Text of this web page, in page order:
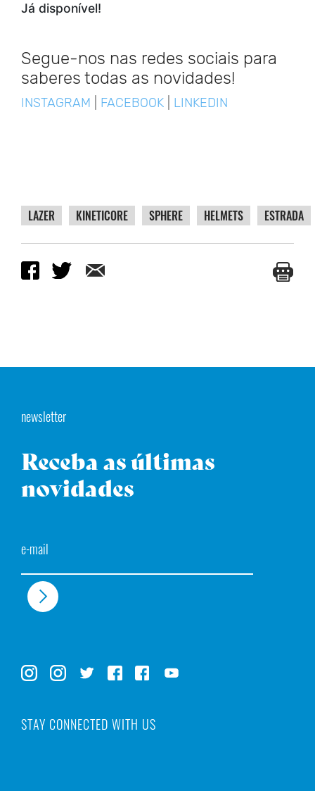
Já disponível!
Segue-nos nas redes sociais para
saberes todas as novidades!
INSTAGRAM FACEBOOK LINKEDIN
LAZER KINETICORE SPHERE HELMETS ESTRADA
newsletter
Receba as últimas
novidades
Email
STAY CONNECTED WITH US